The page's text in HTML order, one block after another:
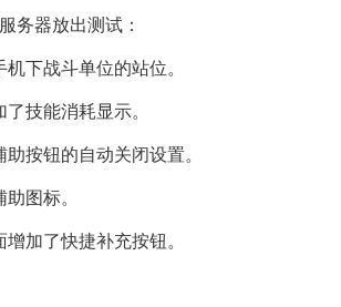
务器放出测试：
下战斗单位的站位。
技能消耗显示。
按钮的自动关闭设置。
图标。
加了快捷补充按钮。